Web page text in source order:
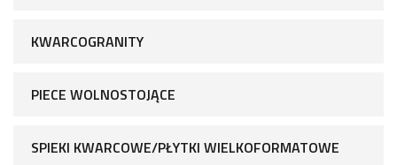
KWARCOGRANITY
PIECE WOLNOSTOJĄCE
SPIEKI KWARCOWE/PŁYTKI WIELKOFORMATOWE